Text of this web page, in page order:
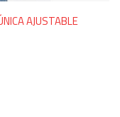
AJUSTABLE